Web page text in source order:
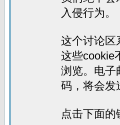
入侵行为。
这个讨论区
这些cookie
浏览。电子
码，将会发
点击下面